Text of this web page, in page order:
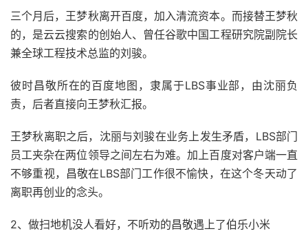
三个月后，王梦秋离开百度，加入清流资本。而接替王梦秋
的，是云云搜索的创始人、曾任谷歌中国工程研究院副院长
兼全球工程技术总监的刘骏。
彼时昌敬所在的百度地图，隶属于LBS事业部，由沈丽负
责，后者直接向王梦秋汇报。
王梦秋离职之后，沈丽与刘骏在业务上发生矛盾，LBS部门
员工夹杂在两位领导之间左右为难。加上百度对客户端一直
不够重视，昌敬在LBS部门工作很不愉快，在这个冬天动了
离职再创业的念头。
2、做扫地机没人看好，不听劝的昌敬遇上了伯乐小米